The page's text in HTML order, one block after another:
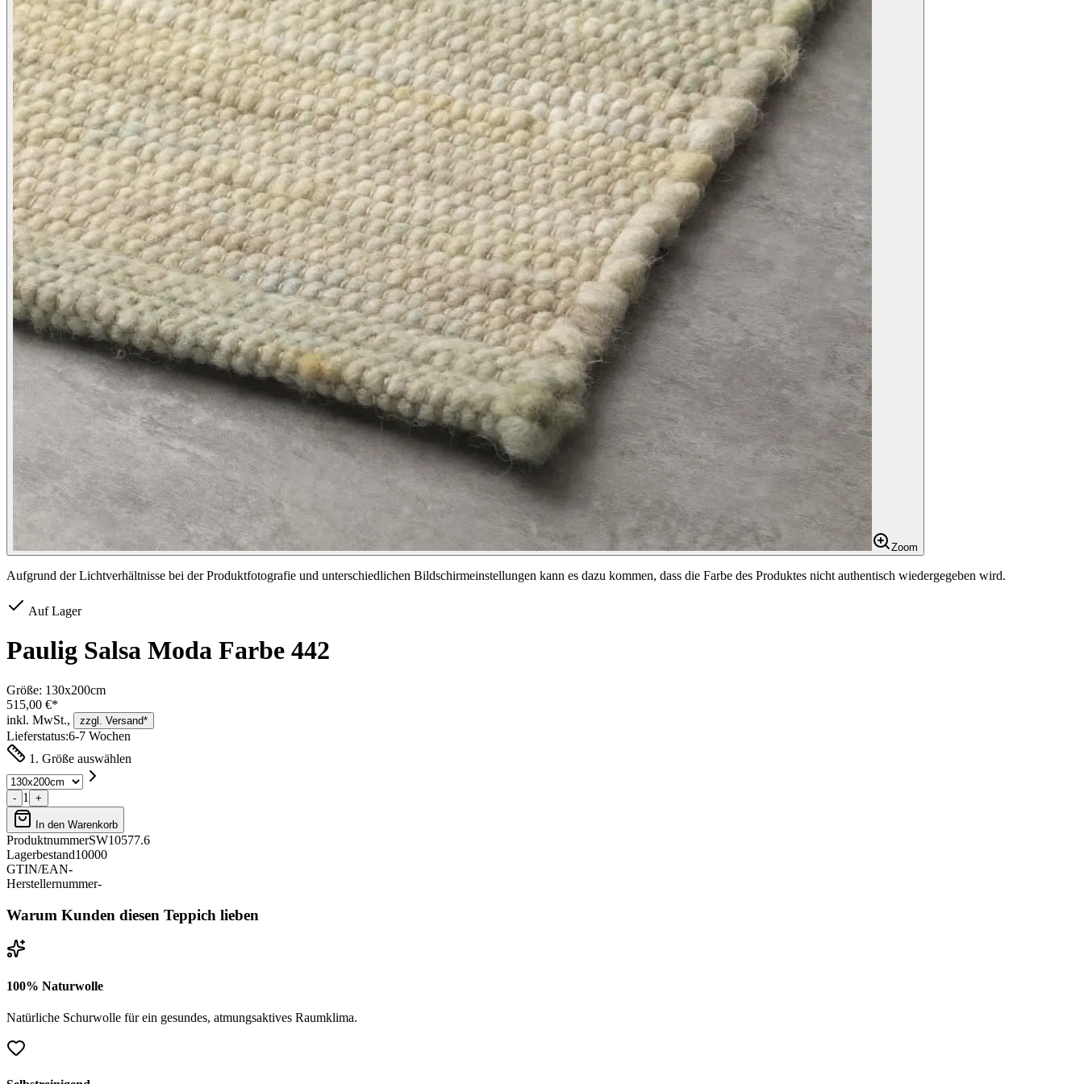
Zoom
Aufgrund der Lichtverhältnisse bei der Produktfotografie und unterschiedlichen Bildschirmeinstellungen kann es dazu kommen, dass die Farbe des Produktes nicht authentisch wiedergegeben wird.
Auf Lager
Paulig Salsa Moda Farbe 442
Größe: 130x200cm
515,00 €*
inkl. MwSt.,
zzgl. Versand*
Lieferstatus:6-7 Wochen
1. Größe auswählen
- 1 +
In den Warenkorb
ProduktnummerSW10577.6
Lagerbestand10000
GTIN/EAN-
Herstellernummer-
Warum Kunden diesen Teppich lieben
100% Naturwolle
Natürliche Schurwolle für ein gesundes, atmungsaktives Raumklima.